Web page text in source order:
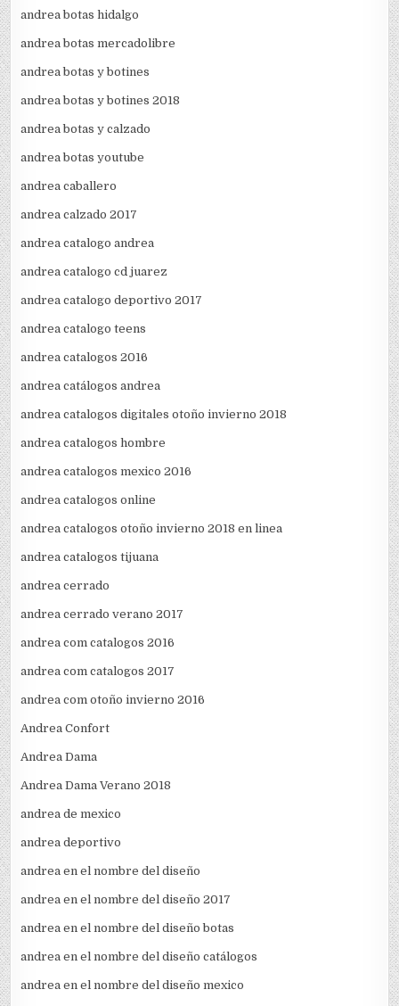
andrea botas hidalgo
andrea botas mercadolibre
andrea botas y botines
andrea botas y botines 2018
andrea botas y calzado
andrea botas youtube
andrea caballero
andrea calzado 2017
andrea catalogo andrea
andrea catalogo cd juarez
andrea catalogo deportivo 2017
andrea catalogo teens
andrea catalogos 2016
andrea catálogos andrea
andrea catalogos digitales otoño invierno 2018
andrea catalogos hombre
andrea catalogos mexico 2016
andrea catalogos online
andrea catalogos otoño invierno 2018 en linea
andrea catalogos tijuana
andrea cerrado
andrea cerrado verano 2017
andrea com catalogos 2016
andrea com catalogos 2017
andrea com otoño invierno 2016
Andrea Confort
Andrea Dama
Andrea Dama Verano 2018
andrea de mexico
andrea deportivo
andrea en el nombre del diseño
andrea en el nombre del diseño 2017
andrea en el nombre del diseño botas
andrea en el nombre del diseño catálogos
andrea en el nombre del diseño mexico